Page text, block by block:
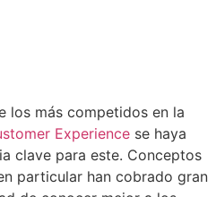
los más competidos en la
Experience se haya
clave para este. Conceptos
particular han cobrado gran